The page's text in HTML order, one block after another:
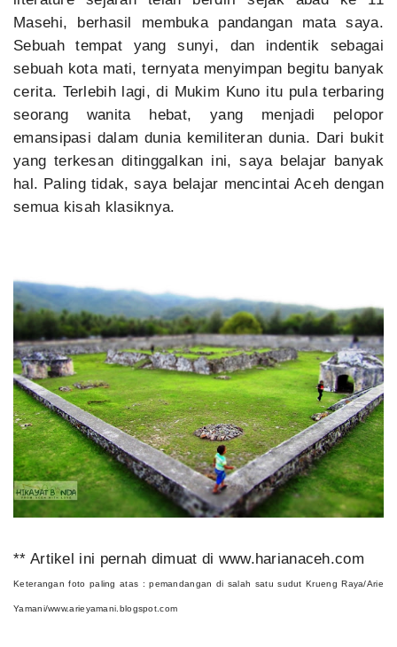
Masehi, berhasil membuka pandangan mata saya.
Sebuah tempat yang sunyi, dan indentik sebagai
sebuah kota mati, ternyata menyimpan begitu banyak
cerita. Terlebih lagi, di Mukim Kuno itu pula terbaring
seorang wanita hebat, yang menjadi pelopor
emansipasi dalam dunia kemiliteran dunia. Dari bukit
yang terkesan ditinggalkan ini, saya belajar banyak
hal. Paling tidak, saya belajar mencintai Aceh dengan
semua kisah klasiknya.
** Artikel ini pernah dimuat di www.harianaceh.com
Keterangan foto paling atas : pemandangan di salah satu sudut Krueng Raya/Arie
Yamani/www.arieyamani.blogspot.com